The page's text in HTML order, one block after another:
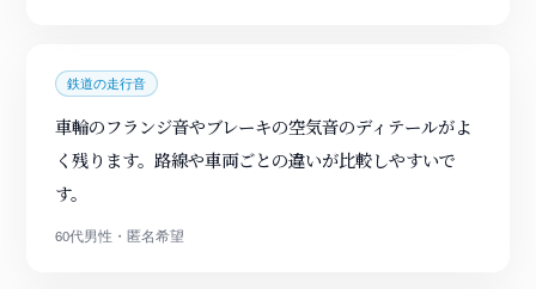
鉄道の走行音
車輪のフランジ音やブレーキの空気音のディテールがよ
く残ります。路線や車両ごとの違いが比較しやすいで
す。
60代男性・匿名希望